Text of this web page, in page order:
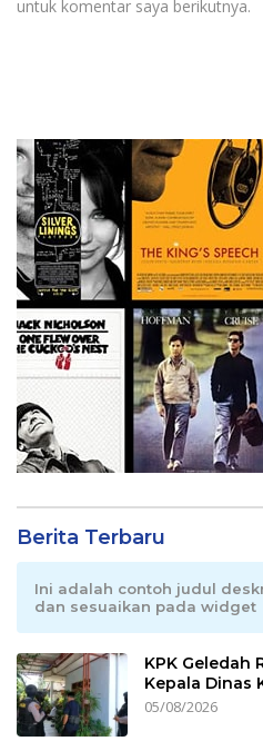
untuk komentar saya berikutnya.
Berita Terbaru
Ini adalah contoh judul
dan sesuaikan pada widget
KPK Geledah
Kepala Dinas
05/08/2026